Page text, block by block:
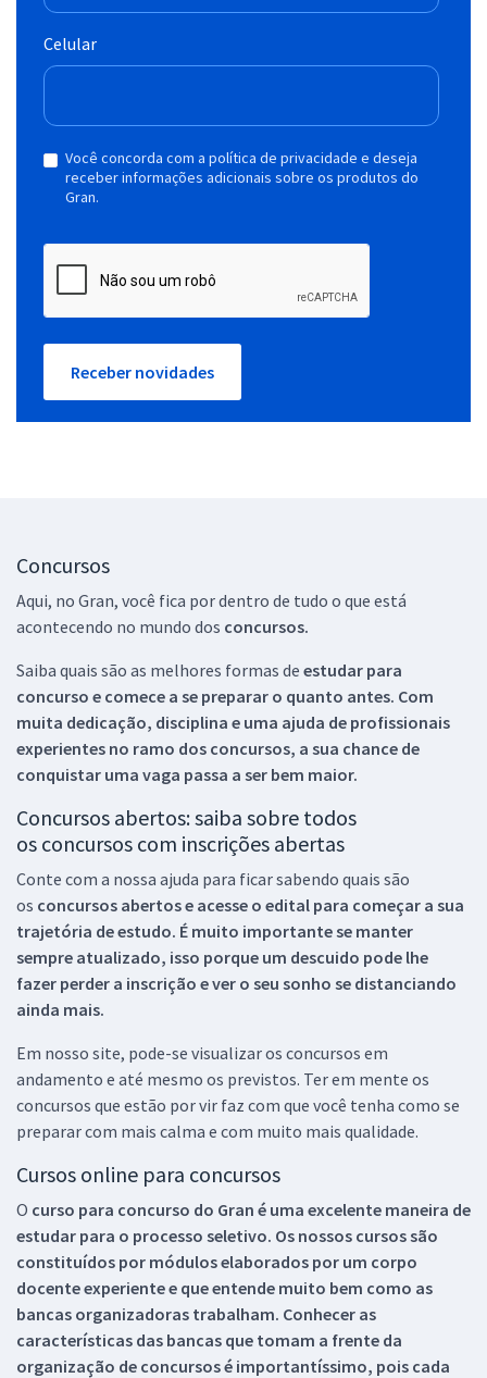
Celular
Você concorda com a política de privacidade e deseja
receber informações adicionais sobre os produtos do
Gran.
Receber novidades
Concursos
Aqui, no Gran, você fica por dentro de tudo o que está
acontecendo no mundo dos concursos.
Saiba quais são as melhores formas de estudar para
concurso e comece a se preparar o quanto antes. Com
muita dedicação, disciplina e uma ajuda de profissionais
experientes no ramo dos concursos, a sua chance de
conquistar uma vaga passa a ser bem maior.
Concursos abertos: saiba sobre todos
os concursos com inscrições abertas
Conte com a nossa ajuda para ficar sabendo quais são
os concursos abertos e acesse o edital para começar a sua
trajetória de estudo. É muito importante se manter
sempre atualizado, isso porque um descuido pode lhe
fazer perder a inscrição e ver o seu sonho se distanciando
ainda mais.
Em nosso site, pode-se visualizar os concursos em
andamento e até mesmo os previstos. Ter em mente os
concursos que estão por vir faz com que você tenha como se
preparar com mais calma e com muito mais qualidade.
Cursos online para concursos
O curso para concurso do Gran é uma excelente maneira de
estudar para o processo seletivo. Os nossos cursos são
constituídos por módulos elaborados por um corpo
docente experiente e que entende muito bem como as
bancas organizadoras trabalham. Conhecer as
características das bancas que tomam a frente da
organização de concursos é importantíssimo, pois cada